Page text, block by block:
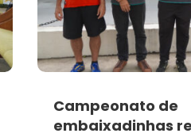
Campeonato de
embaixadinhas